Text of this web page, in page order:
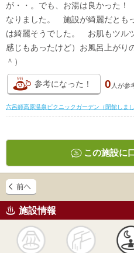
が・・。でも、お湯は良かった
なりました。 施設が綺麗だとも
は綺麗そうでした。 お肌もツル
感じもあったけど）お風呂上がり
＾）
参考になった！ 0 人が参
六呂師高原温泉ピクニックガーデン（閉館しま
この施設に
施設情報
かけ流し